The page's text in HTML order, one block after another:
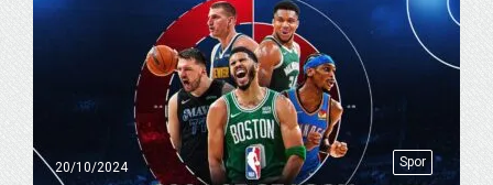
Spor
20/10/2024